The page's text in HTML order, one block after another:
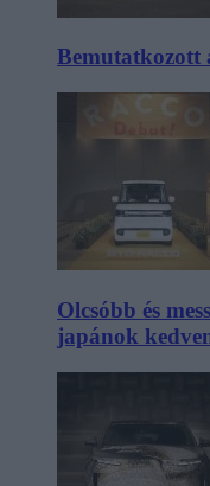
Bemutatkozott
Olcsóbb és
japánok